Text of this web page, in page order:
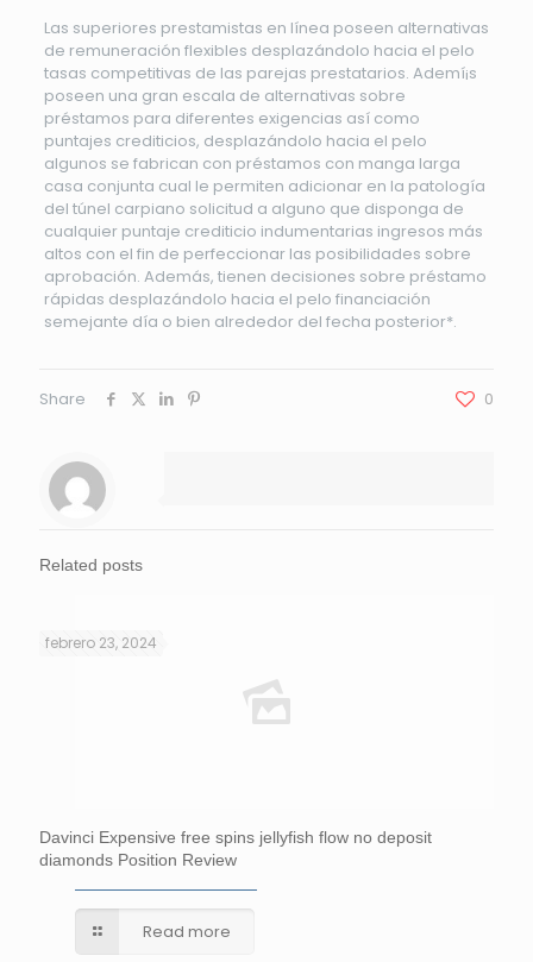
Las superiores prestamistas en línea poseen alternativas
de remuneración flexibles desplazándolo hacia el pelo
tasas competitivas de las parejas prestatarios. Ademí¡s
poseen una gran escala de alternativas sobre
préstamos para diferentes exigencias así­ como
puntajes crediticios, desplazándolo hacia el pelo
algunos se fabrican con préstamos con manga larga
casa conjunta cual le permiten adicionar en la patologí­a
del túnel carpiano solicitud a alguno que disponga de
cualquier puntaje crediticio indumentarias ingresos más
altos con el fin de perfeccionar las posibilidades sobre
aprobación. Además, tienen decisiones sobre préstamo
rápidas desplazándolo hacia el pelo financiación
semejante día o bien alrededor del fecha posterior*.
Share 0
Related posts
febrero 23, 2024
Davinci Expensive free spins jellyfish flow no deposit
diamonds Position Review
Read more